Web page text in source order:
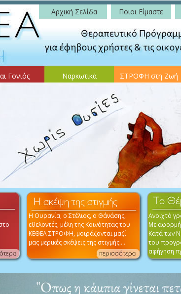
Αρχική Σελίδα Ποιοι Είμαστε
Γονιός Ναρκωτικά ΣΤΡΟΦΗ στη Ζωή
Η Ουρανία, ο Στέλιος, ο Θάνάσης,
εθελοντές, μέλη της Κοινότητας του
ΚΕΘΕΑ ΣΤΡΟΦΗ, μοιράζονται μαζί
μας μερικές σκέψεις της στιγμής....
Ανοιχτό
Με
Κατά των
του
αφήγηση